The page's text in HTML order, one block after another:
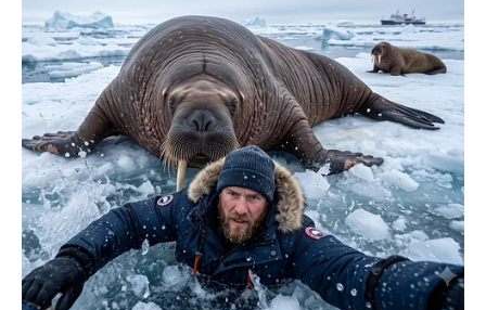
povezanosti, kao da se energije dodiruju pre reči. Neki
pripadnici ovog znaka mogu dobiti poruku od osobe koja
ih je dugo posmatrala iz daljine, ali nije smela da priđe,
dok drugi mogu upoznati nekoga ko dolazi sa potpuno
drugačijim životnim iskustvom, ali sa istom emotivnom
dubinom.
Za Ribe ovo nije samo “nova simpatija” – ovo je susret
koji menja unutrašnji svet, jer vas podseća da ljubav ne
mora da boli da bi bila jaka i da ne morate da spasavate
nekoga da biste bili voljeni. Sudbinski susret za vas